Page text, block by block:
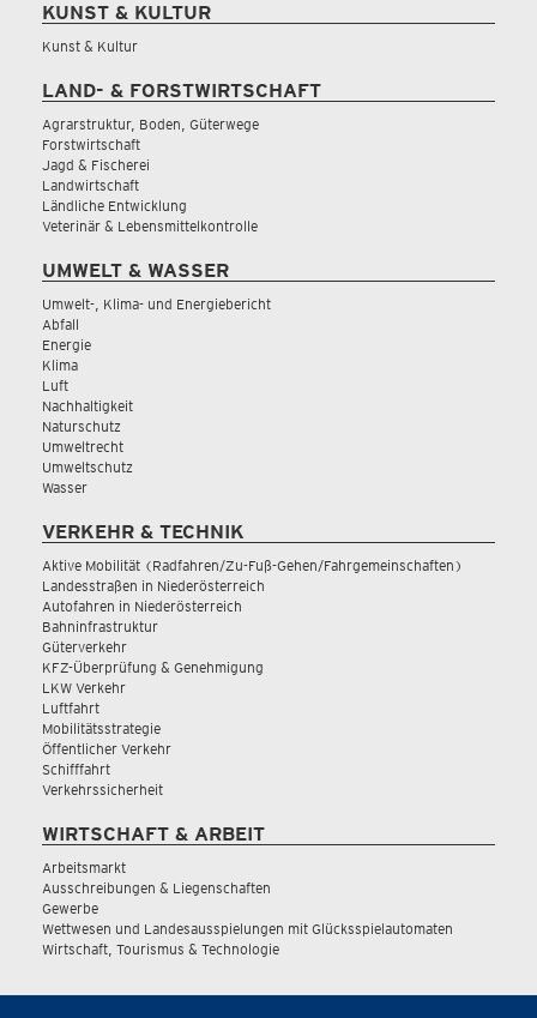
KUNST & KULTUR
Kunst & Kultur
LAND- & FORSTWIRTSCHAFT
Agrarstruktur, Boden, Güterwege
Forstwirtschaft
Jagd & Fischerei
Landwirtschaft
Ländliche Entwicklung
Veterinär & Lebensmittelkontrolle
UMWELT & WASSER
Umwelt-, Klima- und Energiebericht
Abfall
Energie
Klima
Luft
Nachhaltigkeit
Naturschutz
Umweltrecht
Umweltschutz
Wasser
VERKEHR & TECHNIK
Aktive Mobilität (Radfahren/Zu-Fuß-Gehen/Fahrgemeinschaften)
Landesstraßen in Niederösterreich
Autofahren in Niederösterreich
Bahninfrastruktur
Güterverkehr
KFZ-Überprüfung & Genehmigung
LKW Verkehr
Luftfahrt
Mobilitätsstrategie
Öffentlicher Verkehr
Schifffahrt
Verkehrssicherheit
WIRTSCHAFT & ARBEIT
Arbeitsmarkt
Ausschreibungen & Liegenschaften
Gewerbe
Wettwesen und Landesausspielungen mit Glücksspielautomaten
Wirtschaft, Tourismus & Technologie